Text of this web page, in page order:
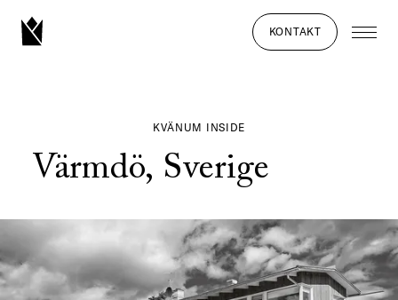
KONTAKT
KVÄNUM INSIDE
Värmdö, Sverige